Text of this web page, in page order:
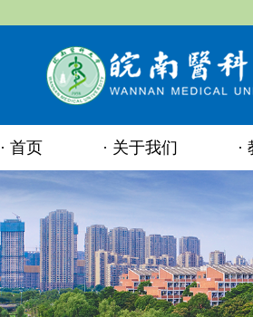
首页 关于我们